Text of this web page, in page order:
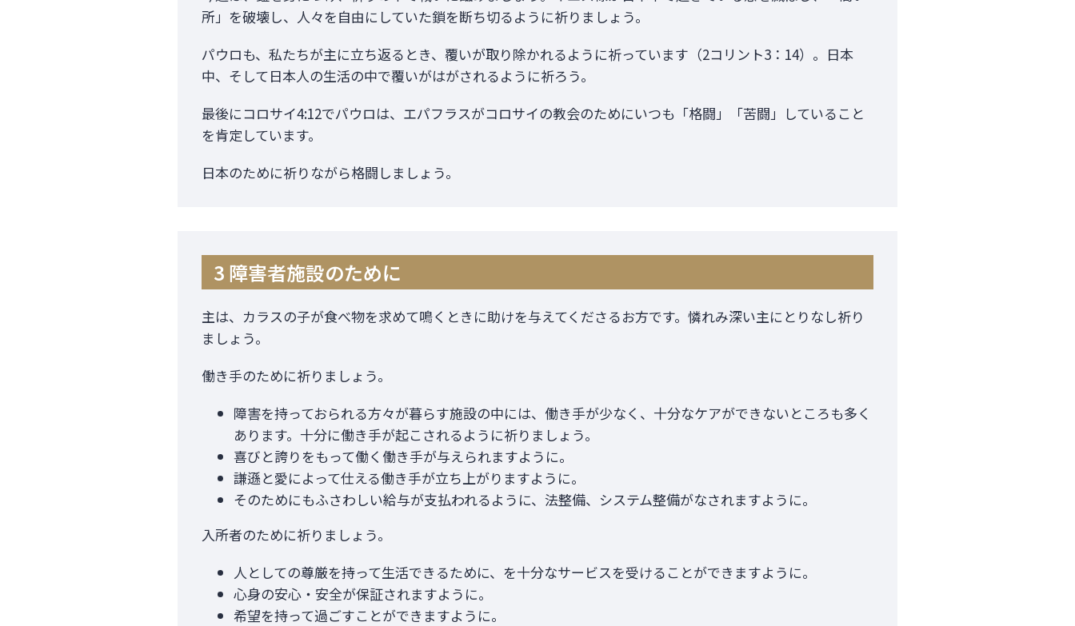
所」を破壊し、人々を自由にしていた鎖を断ち切るように祈りましょう。
パウロも、私たちが主に立ち返るとき、覆いが取り除かれるように祈っています（2コリント3：14）。日本
中、そして日本人の生活の中で覆いがはがされるように祈ろう。
最後にコロサイ4:12でパウロは、エパフラスがコロサイの教会のためにいつも「格闘」「苦闘」していること
を肯定しています。
日本のために祈りながら格闘しましょう。
3 障害者施設のために
主は、カラスの子が食べ物を求めて鳴くときに助けを与えてくださるお方です。憐れみ深い主にとりなし祈り
ましょう。
働き手のために祈りましょう。
障害を持っておられる方々が暮らす施設の中には、働き手が少なく、十分なケアができないところも多く
あります。十分に働き手が起こされるように祈りましょう。
喜びと誇りをもって働く働き手が与えられますように。
謙遜と愛によって仕える働き手が立ち上がりますように。
そのためにもふさわしい給与が支払われるように、法整備、システム整備がなされますように。
入所者のために祈りましょう。
人としての尊厳を持って生活できるために、を十分なサービスを受けることができますように。
心身の安心・安全が保証されますように。
希望を持って過ごすことができますように。